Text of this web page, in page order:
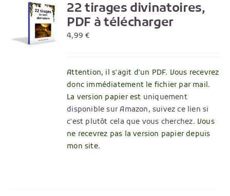
22 tirages divinatoires,
PDF à télécharger
4,99€
Attention, il s'agit d'un PDF. Vous recevrez
donc immédiatement le fichier par mail.
La version papier est uniquement
disponible sur Amazon, suivez ce lien si
c'est plutôt cela que vous cherchez. Vous
ne recevrez pas la version papier depuis
mon site.